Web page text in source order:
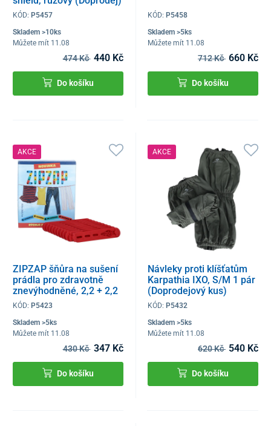
KÓD: P5457
Skladem >10ks
Můžete mít 11.08
474 Kč 440 Kč
Do košíku
KÓD:P5458
Skladem >5ks
Můžete mít 11.08
712 Kč 660 Kč
Do košíku
AKCE
ZIPZAP šňůra na sušení
prádla pro zdravotně
znevýhodněné, 2,2 + 2,2
m zdarma (Doprodejový
KÓD: P5423
Skladem >5ks
Můžete mít 11.08
430 Kč 347 Kč
Do košíku
AKCE
Návleky proti klíšťatům
Karpathia IXO, S/M 1 pár
(Doprodejový kus)
KÓD:P5432
Skladem >5ks
Můžete mít 11.08
620 Kč 540 Kč
Do košíku